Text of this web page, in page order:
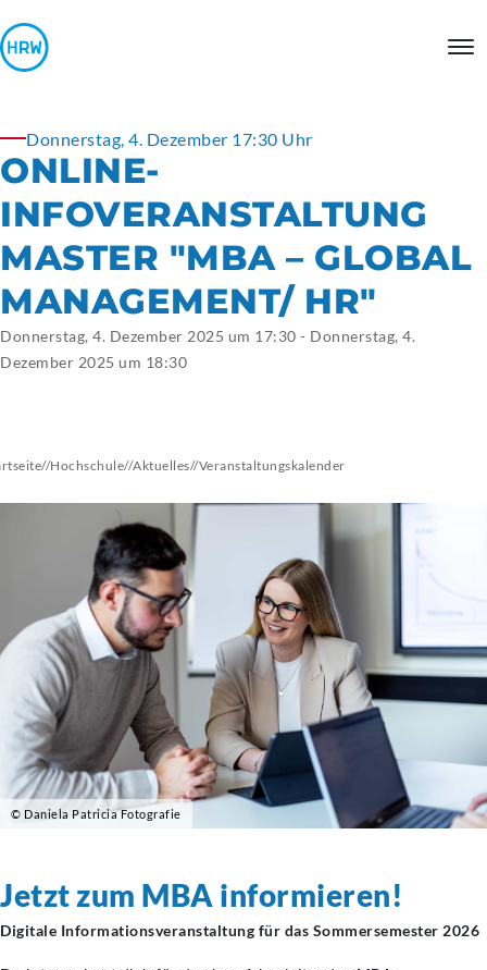
Donnerstag, 4. Dezember 17:30 Uhr
ONLINE-
INFOVERANSTALTUNG
MASTER "MBA – GLOBAL
MANAGEMENT/ HR"
Donnerstag, 4. Dezember 2025 um 17:30 - Donnerstag, 4.
Dezember 2025 um 18:30
//Hochschule//Aktuelles//Veranstaltungskalender
© Daniela Patricia Fotografie
Jetzt zum MBA informieren!
Digitale Informationsveranstaltung für das Sommersemester 2026